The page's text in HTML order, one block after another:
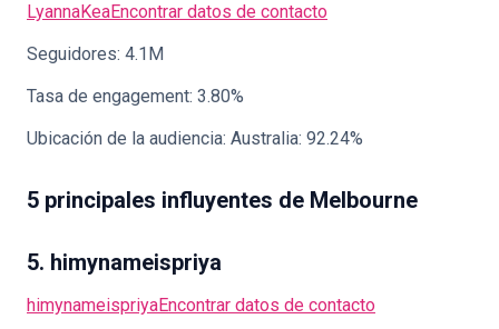
LyannaKeaEncontrar datos de contacto
Seguidores: 4.1M
Tasa de engagement: 3.80%
Ubicación de la audiencia: Australia: 92.24%
5 principales influyentes de Melbourne
5. himynameispriya
himynameispriyaEncontrar datos de contacto